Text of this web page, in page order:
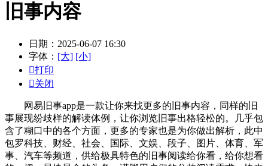
旧事内容
日期：2025-06-07 16:30
字体： [大] [小]
打印
关闭
网易旧事app是一款让你来找更多的旧事内容，同样的旧
事展现纷歧样的解读体例，让你浏览旧事出格轻松的。几乎包
含了糊口中的各个方面，更多的专家也是为你做出解析，此中
包罗科技、财经、社会、国际、文娱、段子、图片、体育、军
事、汽车等频道，供给极具特色的旧事阅读给你看，给你想看